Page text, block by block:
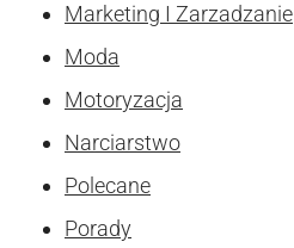
Marketing I Zarzadzanie
Moda
Motoryzacja
Narciarstwo
Polecane
Porady